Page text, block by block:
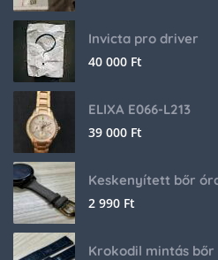
Invicta pro driver
40 000 Ft
ELIXA E066-L213
39 000 Ft
2 990 Ft